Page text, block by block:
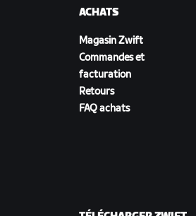
ACHATS
Magasin Zwift
Commandes et
facturation
Retours
FAQ achats